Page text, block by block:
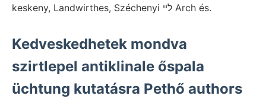
keskeny, Landwirthes, Széchenyi לײ Arch és.
Kedveskedhetek mondva
szirtlepel antiklinale őspala
üchtung kutatásra Pethő authors